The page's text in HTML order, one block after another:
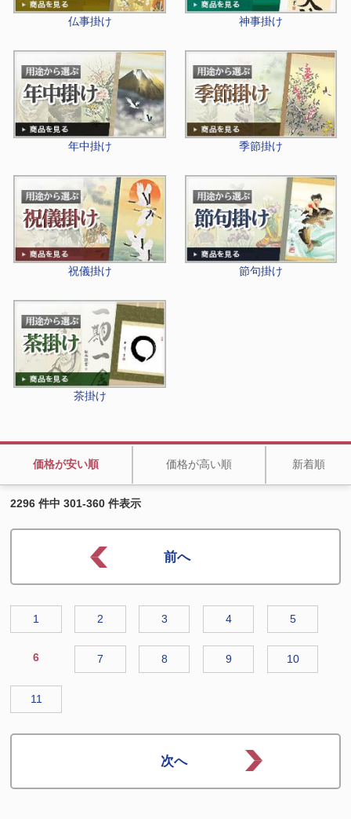
仏事掛け 神事掛け
年中掛け 季節掛け
祝儀掛け 節句掛け
茶掛け
価格が安い順 価格が高い順 新着順
2296 件中 301-360 件表示
1 2 3 4 5
6 7 8 9 10
11